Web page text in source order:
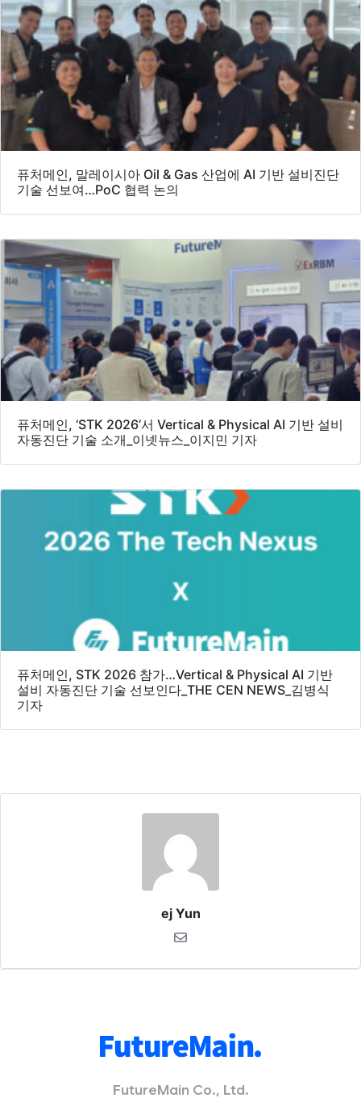
퓨처메인, 말레이시아 Oil & Gas 산업에 AI 기반 설비진단
기술 선보여…PoC 협력 논의
퓨처메인, ‘STK 2026’서 Vertical & Physical AI 기반 설비
자동진단 기술 소개_이넷뉴스_이지민 기자
퓨처메인, STK 2026 참가…Vertical & Physical AI 기반
설비 자동진단 기술 선보인다_THE CEN NEWS_김병식
기자
ej Yun
FutureMain Co., Ltd.